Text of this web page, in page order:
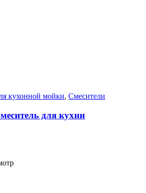
кухонной мойки, Смесители
для кухни